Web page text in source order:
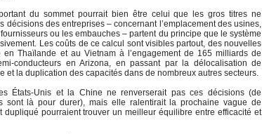
du sommet pourrait bien être celui que les gros titres ne
des entreprises – concernant l’emplacement des usines,
ou les embauches – partent du principe que le système
Les coûts de ce calcul sont visibles partout, des nouvelles
Thaïlande et au Vietnam à l’engagement de 165 milliards de
conducteurs en Arizona, en passant par la délocalisation de
et la duplication des capacités dans de nombreux autres secteurs.
États-Unis et la Chine ne renverserait pas ces décisions (de
sont là pour durer), mais elle ralentirait la prochaine vague de
dupliqué pourraient trouver un meilleur équilibre entre efficacité et